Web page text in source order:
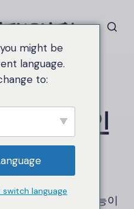
레스 플러그인
플러그인
웹사이트에 새로운 기능이
might be
language.
to:
language